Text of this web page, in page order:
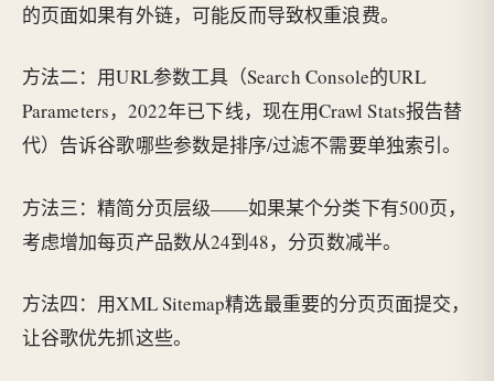
的页面如果有外链，可能反而导致权重浪费。
方法二：用URL参数工具（Search Console的URL
Parameters，2022年已下线，现在用Crawl Stats报告替
代）告诉谷歌哪些参数是排序/过滤不需要单独索引。
方法三：精简分页层级——如果某个分类下有500页，
考虑增加每页产品数从24到48，分页数减半。
方法四：用XML Sitemap精选最重要的分页页面提交，
让谷歌优先抓这些。